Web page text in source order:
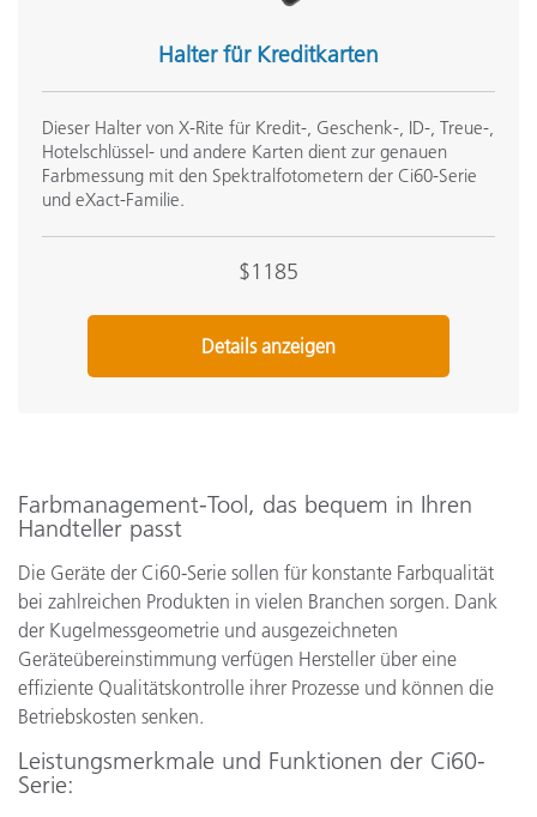
Halter für Kreditkarten
Dieser Halter von X-Rite für Kredit-, Geschenk-, ID-, Treue-,
Hotelschlüssel- und andere Karten dient zur genauen
Farbmessung mit den Spektralfotometern der Ci60-Serie
und eXact-Familie.
$1185
Details anzeigen
Farbmanagement-Tool, das bequem in Ihren
Handteller passt
Die Geräte der Ci60-Serie sollen für konstante Farbqualität
bei zahlreichen Produkten in vielen Branchen sorgen. Dank
der Kugelmessgeometrie und ausgezeichneten
Geräteübereinstimmung verfügen Hersteller über eine
effiziente Qualitätskontrolle ihrer Prozesse und können die
Betriebskosten senken.
Leistungsmerkmale und Funktionen der Ci60-
Serie: